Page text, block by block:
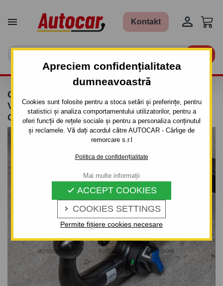
Apreciem confidențialitatea
dumneavoastră
Cookies sunt folosite pentru a stoca setări și preferințe, pentru
statistici și analiza comportamentului utilizatorilor, pentru a
oferi funcții de rețele sociale și pentru a personaliza conținutul
și reclamele. Vă dați acordul către AUTOCAR - Cârlige de
remorcare s.r.l
Politica de confidențialitate
 COOKIES SETTINGS
 ACCEPT COOKIES
Permite fișiere cookies necesare
Mai multe informații
 Kontakt 
CÂRLIG DE REMORCARE PENTRU KIA
VENGA - SISTEM DEMONTABIL VERTICAL
CU CHEIE ANTIFURT